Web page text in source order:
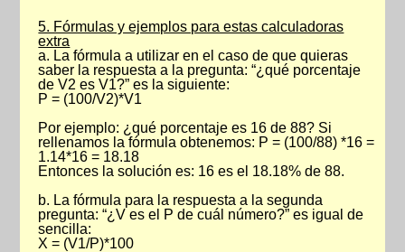
5. Fórmulas y ejemplos para estas calculadoras
extra
a. La fórmula a utilizar en el caso de que quieras
saber la respuesta a la pregunta: “¿qué porcentaje
de V2 es V1?” es la siguiente:
P = (100/V2)*V1
Por ejemplo: ¿qué porcentaje es 16 de 88? Si
rellenamos la fórmula obtenemos: P = (100/88) *16 =
1.14*16 = 18.18
Entonces la solución es: 16 es el 18.18% de 88.
b. La fórmula para la respuesta a la segunda
pregunta: “¿V es el P de cuál número?” es igual de
sencilla:
X = (V1/P)*100